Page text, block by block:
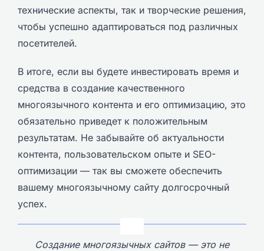
технические аспекты, так и творческие решения,
чтобы успешно адаптироваться под различных
посетителей.
В итоге, если вы будете инвестировать время и
средства в создание качественного
многоязычного контента и его оптимизацию, это
обязательно приведет к положительным
результатам. Не забывайте об актуальности
контента, пользовательском опыте и SEO-
оптимизации — так вы сможете обеспечить
вашему многоязычному сайту долгосрочный
успех.
Создание многоязычных сайтов — это не